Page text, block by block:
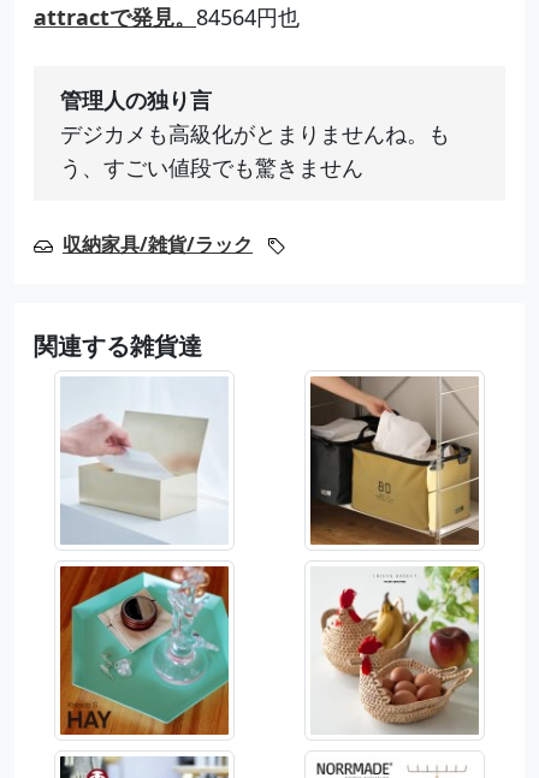
attractで発見。 84564円也
管理人の独り言
デジカメも高級化がとまりませんね。も
う、すごい値段でも驚きません
収納家具/雑貨/ラック
関連する雑貨達